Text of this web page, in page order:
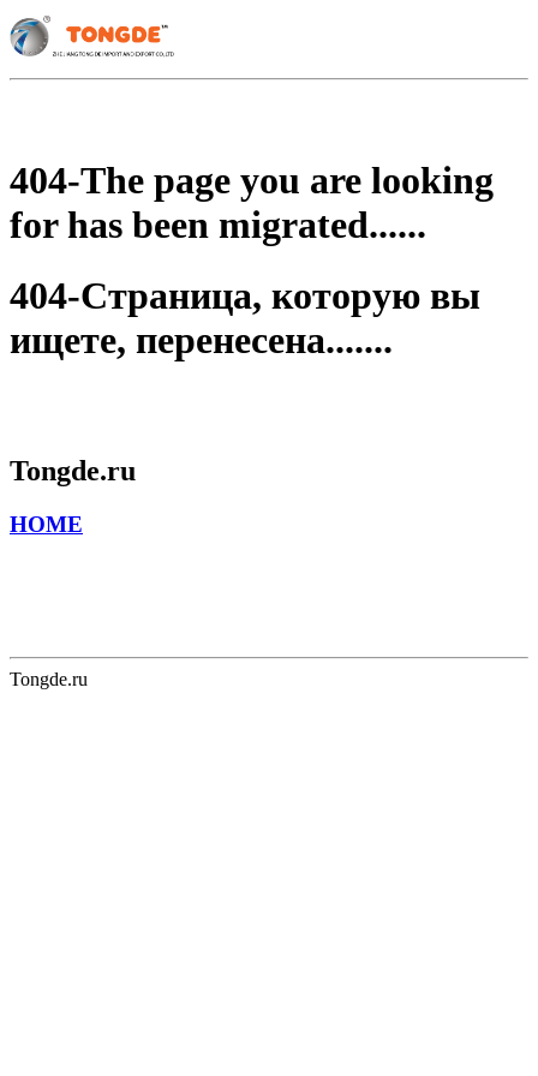
404-The page you are looking
for has been migrated......
404-Страница, которую вы
ищете, перенесена.......
Tongde.ru
HOME
Tongde.ru